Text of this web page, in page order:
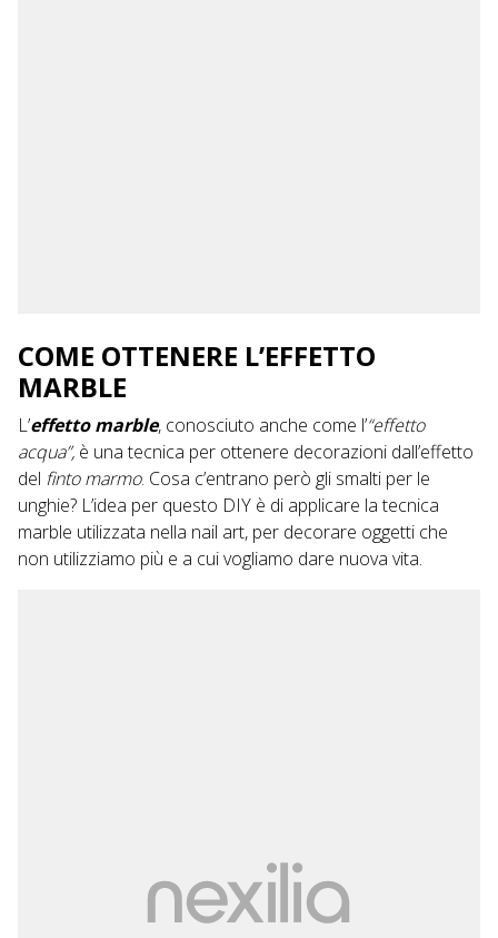
COME OTTENERE L’EFFETTO
MARBLE
L’effetto marble, conosciuto anche come l’“effetto
acqua”, è una tecnica per ottenere decorazioni dall’effetto
del finto marmo. Cosa c’entrano però gli smalti per le
unghie? L’idea per questo DIY è di applicare la tecnica
marble utilizzata nella nail art, per decorare oggetti che
non utilizziamo più e a cui vogliamo dare nuova vita.